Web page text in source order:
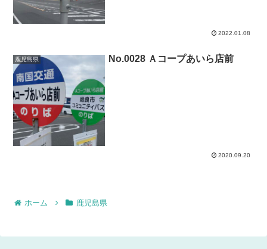
2022.01.08
鹿児島県 No.0028 Ａコープあいら店前
2020.09.20
ホーム 鹿児島県